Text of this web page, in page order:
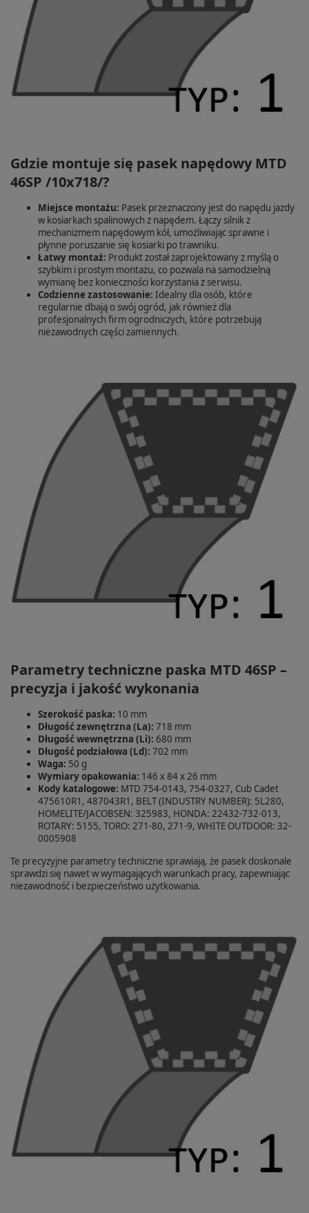
Gdzie montuje się pasek napędowy MTD
46SP /10x718/?
Miejsce montażu: Pasek przeznaczony jest do napędu jazdy
w kosiarkach spalinowych z napędem. Łączy silnik z
mechanizmem napędowym kół, umożliwiając sprawne i
płynne poruszanie się kosiarki po trawniku.
Łatwy montaż: Produkt został zaprojektowany z myślą o
szybkim i prostym montażu, co pozwala na samodzielną
wymianę bez konieczności korzystania z serwisu.
Codzienne zastosowanie: Idealny dla osób, które
regularnie dbają o swój ogród, jak również dla
profesjonalnych firm ogrodniczych, które potrzebują
niezawodnych części zamiennych.
Parametry techniczne paska MTD 46SP –
precyzja i jakość wykonania
Szerokość paska: 10 mm
Długość zewnętrzna (La): 718 mm
Długość wewnętrzna (Li): 680 mm
Długość podziałowa (Ld): 702 mm
Waga: 50 g
Wymiary opakowania: 146 x 84 x 26 mm
Kody katalogowe: MTD 754-0143, 754-0327, Cub Cadet
475610R1, 487043R1, BELT (INDUSTRY NUMBER): 5L280,
HOMELITE/JACOBSEN: 325983, HONDA: 22432-732-013,
ROTARY: 5155, TORO: 271-80, 271-9, WHITE OUTDOOR: 32-
0005908
Te precyzyjne parametry techniczne sprawiają, że pasek doskonale
sprawdzi się nawet w wymagających warunkach pracy, zapewniając
niezawodność i bezpieczeństwo użytkowania.